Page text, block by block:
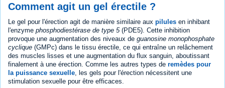
Comment agit un gel érectile ?
Le gel pour l'érection agit de manière similaire aux pilules en inhibant
l'enzyme phosphodiestérase de type 5(PDE5). Cette inhibition
provoque une augmentation des niveaux de guanosine monophosphate
cyclique (GMPc) dans le tissu érectile, ce qui entraîne un relâchement
des muscles lisses et une augmentation du flux sanguin, aboutissant
finalement à une érection. Comme les autres types de remèdes pour
la puissance sexuelle , les gels pour l'érection nécessitent une
stimulation sexuelle pour être efficaces.